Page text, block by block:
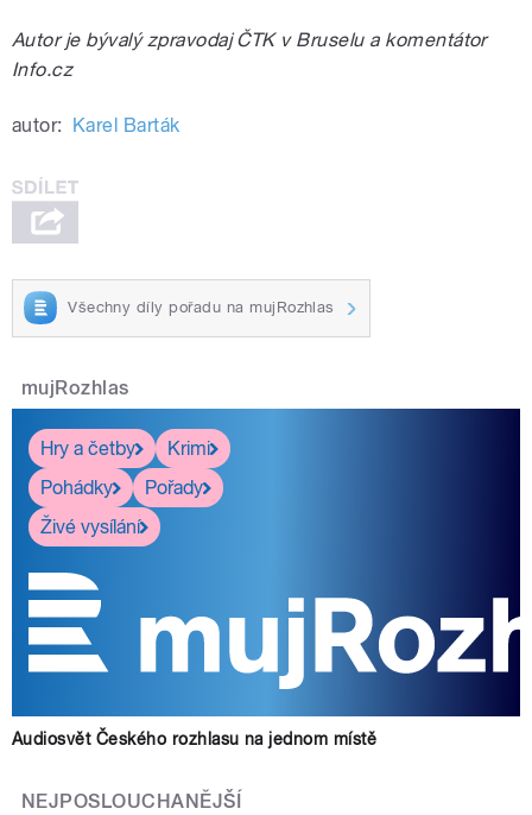
Autor je bývalý zpravodaj ČTK v Bruselu a komentátor
Info.cz
autor: Karel Barták
Všechny díly pořadu na mujRozhlas
mujRozhlas
Hry a četby
Krimi
Pohádky
Pořady
Živé vysílání
Audiosvět Českého rozhlasu na jednom místě
NEJPOSLOUCHANĚJŠÍ